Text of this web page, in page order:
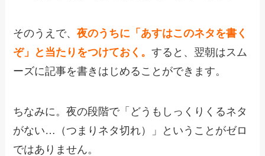
そのうえで、夜のうちに「あすはこのネタを書く
ぞ」と当たりをつけておく。すると、翌朝はスム
ーズに記事を書きはじめることができます。
ちなみに。夜の段階で「どうもしっくりくるネタ
がない…（つまりネタ切れ）」ということがゼロ
ではありません。